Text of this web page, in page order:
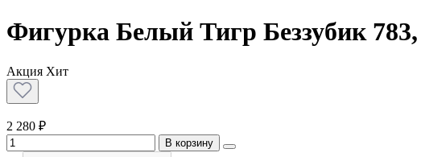
Фигурка Белый Тигр Беззубик
Акция Хит
2 280 ₽
В корзину